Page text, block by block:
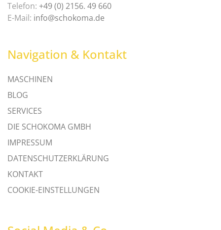
Telefon: +49 (0) 2156. 49 660
E-Mail: info@schokoma.de
Navigation & Kontakt
MASCHINEN
BLOG
SERVICES
DIE SCHOKOMA GMBH
IMPRESSUM
DATENSCHUTZERKLÄRUNG
KONTAKT
COOKIE-EINSTELLUNGEN